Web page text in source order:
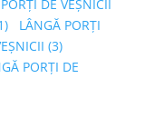
DE VEȘNICII
LÂNGĂ PORȚI
(3)
PORȚI DE